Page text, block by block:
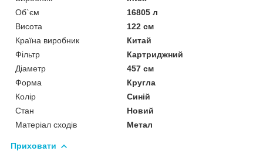
Об`єм
16805 л
Висота
122 см
Країна виробник
Китай
Фільтр
Картриджний
Діаметр
457 см
Форма
Кругла
Колір
Синій
Стан
Новий
Матеріал сходів
Метал
Приховати